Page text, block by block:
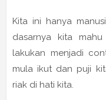
Kita ini hanya
dasarnya kita
lakukan menjadi
mula ikut dan puji
riak di hati kita.